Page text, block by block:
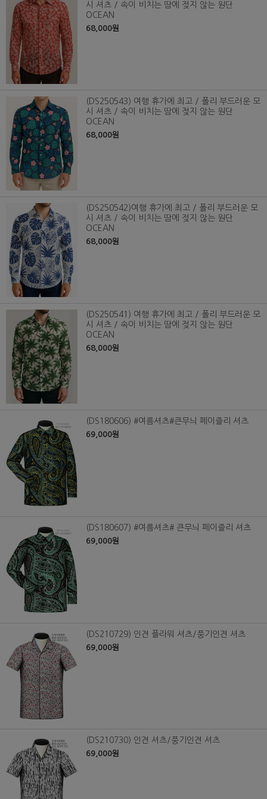
시 셔츠 / 속이 비치는 땀에 젖지 않는 원단
OCEAN
68,000원
(DS250543) 여행 휴가에 최고 / 폴리 부드러운 모
시 셔츠 / 속이 비치는 땀에 젖지 않는 원단
OCEAN
68,000원
(DS250542)여행 휴가에 최고 / 폴리 부드러운 모
시 셔츠 / 속이 비치는 땀에 젖지 않는 원단
OCEAN
68,000원
(DS250541) 여행 휴가에 최고 / 폴리 부드러운 모
시 셔츠 / 속이 비치는 땀에 젖지 않는 원단
OCEAN
68,000원
(DS180606) #여름셔츠#큰무늬 페이즐리 셔츠
69,000원
(DS180607) #여름셔츠# 큰무늬 페이즐리 셔츠
69,000원
(DS210729) 인견 플라워 셔츠/풍기인견 셔츠
69,000원
(DS210730) 인견 셔츠/풍기인견 셔츠
69,000원